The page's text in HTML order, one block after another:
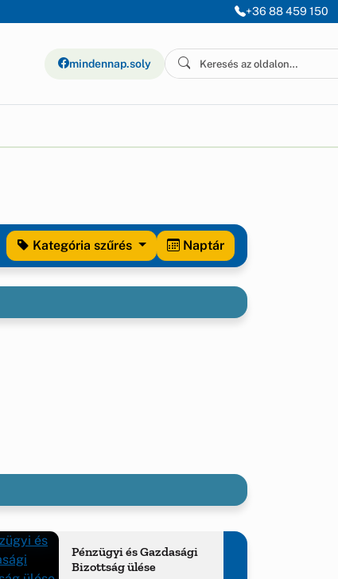
+36 88 459 150
mindennap.soly
Kategóriaszűrés Naptár
Pénzügyi és Gazdasági
Bizottság ülése